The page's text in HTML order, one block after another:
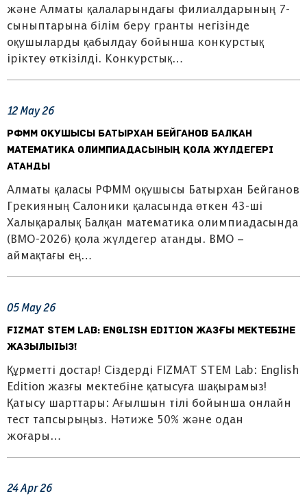
және Алматы қалаларындағы филиалдарының 7-
сыныптарына білім беру гранты негізінде
оқушыларды қабылдау бойынша конкурстық
іріктеу өткізілді. Конкурстық…
12May26
РФММ оқушысы Батырхан Бейганов Балқан
математика олимпиадасының қола жүлдегері
атанды
Алматы қаласы РФММ оқушысы Батырхан Бейганов
Грекияның Салоники қаласында өткен 43-ші
Халықаралық Балқан математика олимпиадасында
(BMO-2026) қола жүлдегер атанды. BMO –
аймақтағы ең…
05May26
FIZMAT STEM Lab: English Edition жазғы мектебіне
жазылыіыз!
Құрметті достар! Сіздерді FIZMAT STEM Lab: English
Edition жазғы мектебіне қатысуға шақырамыз!
Қатысу шарттары: Ағылшын тілі бойынша онлайн
тест тапсырыңыз. Нәтиже 50% және одан
жоғары…
24Apr26